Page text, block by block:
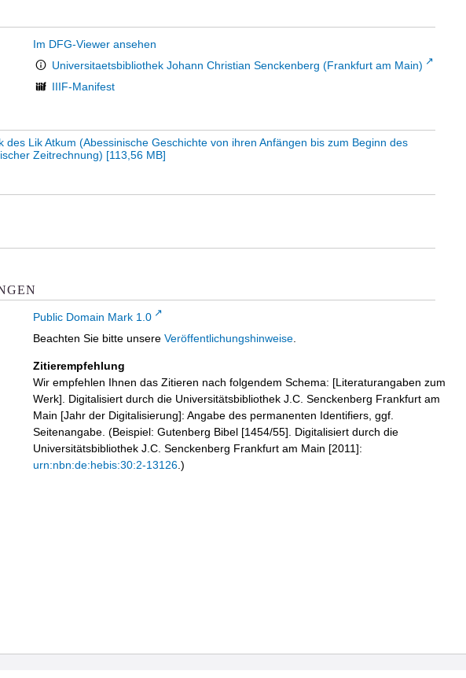
Im DFG-Viewer ansehen
Universitaetsbibliothek Johann Christian Senckenberg (Frankfurt am Main)
IIIF-Manifest
des Lik Atkum (Abessinische Geschichte von ihren Anfängen bis zum Beginn des
Zeitrechnung) [113,56 MB]
Public Domain Mark 1.0
Beachten Sie bitte unsere Veröffentlichungshinweise
Zitierempfehlung
Wir empfehlen Ihnen das Zitieren nach folgendem Schema: [Literaturangaben zum
Werk]. Digitalisiert durch die Universitätsbibliothek J.C. Senckenberg Frankfurt am
Main [Jahr der Digitalisierung]: Angabe des permanenten Identifiers, ggf.
Seitenangabe. (Beispiel: Gutenberg Bibel [1454/55]. Digitalisiert durch die
Universitätsbibliothek J.C. Senckenberg Frankfurt am Main [2011]:
urn:nbn:de:hebis:30:2-13126 .)